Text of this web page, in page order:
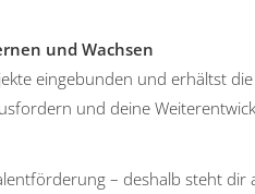
und Wachsen
eingebunden und erhältst
und deine
– deshalb steht